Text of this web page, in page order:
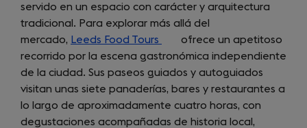
servido en un espacio con carácter y arquitectura
tradicional. Para explorar más allá del
mercado, Leeds Food Tours
(opens
in
a
new
tab)
ofrece un apetitoso
recorrido por la escena gastronómica independiente
de la ciudad. Sus paseos guiados y autoguiados
visitan unas siete panaderías, bares y restaurantes a
lo largo de aproximadamente cuatro horas, con
degustaciones acompañadas de historia local,